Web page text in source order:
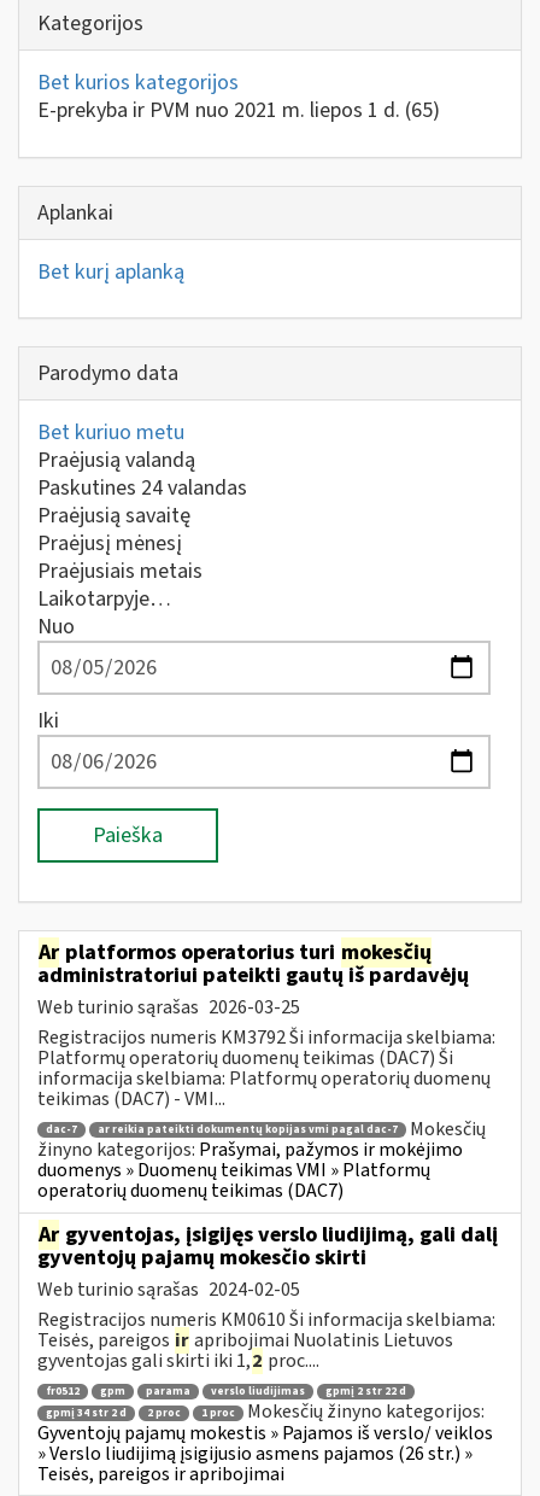
Kategorijos
Bet kurios kategorijos
E-prekyba ir PVM nuo 2021 m. liepos 1 d. (65)
Aplankai
Bet kurį aplanką
Parodymo data
Bet kuriuo metu
Praėjusią valandą
Paskutines 24 valandas
Praėjusią savaitę
Praėjusį mėnesį
Praėjusiais metais
Laikotarpyje…
Nuo
Iki
Paieška
Ar platformos operatorius turi mokesčių
administratoriui pateikti gautų iš pardavėjų
Web turinio sąrašas 2026-03-25
Registracijos numeris KM3792 Ši informacija skelbiama:
Platformų operatorių duomenų teikimas (DAC7) Ši
informacija skelbiama: Platformų operatorių duomenų
teikimas (DAC7) - VMI...
dac-7 ar reikia pateikti dokumentų kopijas vmi pagal dac-7
Mokesčių
žinyno kategorijos: Prašymai, pažymos ir mokėjimo
duomenys » Duomenų teikimas VMI » Platformų
operatorių duomenų teikimas (DAC7)
Ar gyventojas, įsigijęs verslo liudijimą, gali dalį
gyventojų pajamų mokesčio skirti
Web turinio sąrašas 2024-02-05
Registracijos numeris KM0610 Ši informacija skelbiama:
Teisės, pareigos irapribojimai Nuolatinis Lietuvos
gyventojas gali skirti iki 1,2 proc....
fr0512 gpm parama verslo liudijimas
gpmį 2 str 22 d
gpmį 34 str 2 d
2 proc 1 proc
Mokesčių žinyno kategorijos:
Gyventojų pajamų mokestis » Pajamos iš verslo/ veiklos
» Verslo liudijimą įsigijusio asmens pajamos (26 str.) »
Teisės, pareigos ir apribojimai